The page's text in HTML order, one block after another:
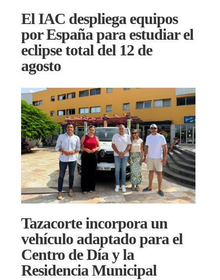
El IAC despliega equipos
por España para estudiar el
eclipse total del 12 de
agosto
Tazacorte incorpora un
vehículo adaptado para el
Centro de Día y la
Residencia Municipal